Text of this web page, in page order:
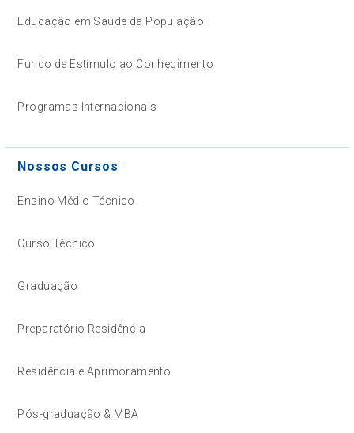
Educação em Saúde da População
Fundo de Estímulo ao Conhecimento
Programas Internacionais
Nossos Cursos
Ensino Médio Técnico
Curso Técnico
Graduação
Preparatório Residência
Residência e Aprimoramento
Pós-graduação & MBA